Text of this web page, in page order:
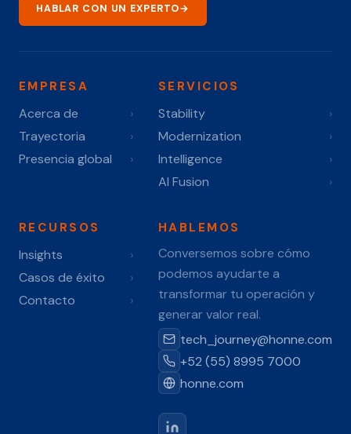
HABLAR CON UN EXPERTO→
EMPRESA
Acerca de
›
Trayectoria
›
Presencia global
›
SERVICIOS
Stability
›
Modernization
›
Intelligence
›
AI Fusion
›
RECURSOS
Insights
›
Casos de éxito
›
Contacto
›
HABLEMOS
Conversemos sobre cómo
podemos ayudarte a
transformar tu operación y
generar valor real.
tech_journey@honne.com
+52 (55) 8995 7000
honne.com